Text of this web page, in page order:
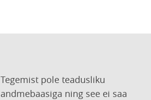
Tegemist pole teadusliku
andmebaasiga ning see ei saa